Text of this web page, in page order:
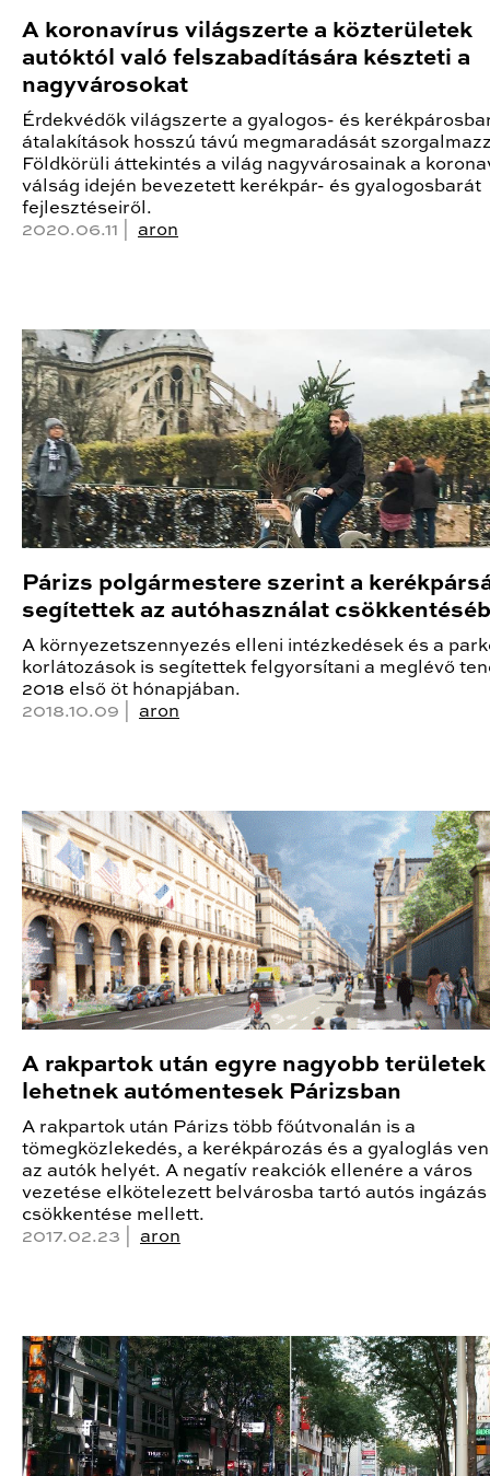
A koronavírus világszerte a közterületek
autóktól való felszabadítására készteti a
nagyvárosokat
Érdekvédők világszerte a gyalogos- és
átalakítások hosszú távú megmaradását
Földkörüli áttekintés a világ nagyvárosainak a
válság idején bevezetett kerékpár- és gyalogosbarát
fejlesztéseiről.
2020.06.11 | aron
Párizs polgármestere szerint a
segítettek az autóhasználat
A környezetszennyezés elleni intézkedések és a
korlátozások is segítettek felgyorsítani a meglévő
2018 első öt hónapjában.
2018.10.09 | aron
A rakpartok után egyre nagyobb területek
lehetnek autómentesek Párizsban
A rakpartok után Párizs több főútvonalán is a
tömegközlekedés, a kerékpározás és a gyaloglás
az autók helyét. A negatív reakciók ellenére a város
vezetése elkötelezett belvárosba tartó autós ingázás
csökkentése mellett.
2017.02.23 | aron